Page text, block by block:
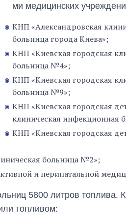
ми медицинских
КНП «Александровская
больница города Киева»;
КНП «Киевская городская
больница №4»;
КНП «Киевская городская
больница №9»;
КНП «Киевская городская
клиническая инфекционная
КНП «Киевская городская
больница №2»;
и перинатальной
5800 литров топлива.
топливом: